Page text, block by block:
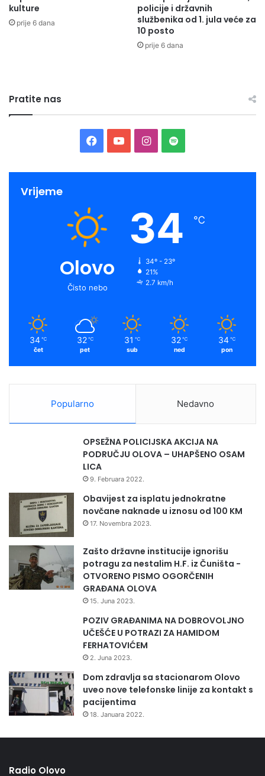
kulture
prije 6 dana
policije i državnih
službenika od 1. jula veće za
10 posto
prije 6 dana
Pratite nas
Facebook
YouTubeInstagram
Spotify
Vrijeme
Olovo
Čisto nebo
34 ℃
34º - 23º
21%
2.7 km/h
34 ℃
čet
32 ℃
pet
31 ℃
sub
32 ℃
ned
34 ℃
pon
Popularno Nedavno
OPSEŽNA POLICIJSKA AKCIJA NA
PODRUČJU OLOVA – UHAPŠENO OSAM
LICA
9. Februara 2022.
Obavijest za isplatu jednokratne
novčane naknade u iznosu od 100 KM
17. Novembra 2023.
Zašto državne institucije ignorišu
potragu za nestalim H.F. iz Čuništa -
OTVORENO PISMO OGORČENIH
GRAĐANA OLOVA
15. Juna 2023.
POZIV GRAĐANIMA NA DOBROVOLJNO
UČEŠĆE U POTRAZI ZA HAMIDOM
FERHATOVIĆEM
2. Juna 2023.
Dom zdravlja sa stacionarom Olovo
uveo nove telefonske linije za kontakt s
pacijentima
18. Januara 2022.
Radio Olovo